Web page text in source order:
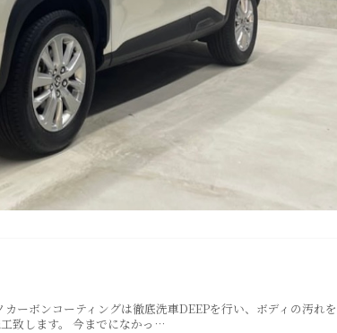
ーボンコーティングは徹底洗車DEEPを行い、ボディの汚れを
致します。 今までになかっ…